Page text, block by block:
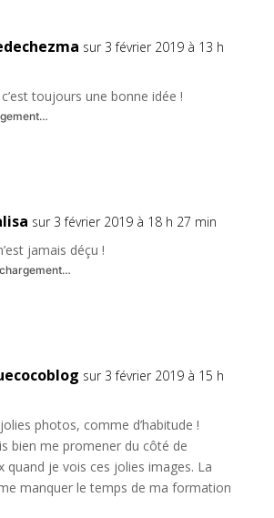
sur 3 février 2019 à 13 h
toujours une bonne idée !
sur 3 février 2019 à 18 h 27 min
jamais déçu !
chargement…
sur 3 février 2019 à 15 h
photos, comme d’habitude !
bien me promener du côté de
quand je vois ces jolies images. La
manquer le temps de ma formation